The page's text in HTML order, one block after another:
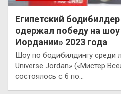
Египетский
одержал победу на
Иордании» 2023 года
Шоу по бодибилдингу среди
Universe Jordan» («Мистер
состоялось с 6 по…